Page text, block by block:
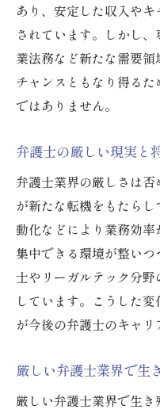
あり、安定した収入や
されています。しかし
業法務など新たな需要
チャンスともなり得る
ではありません。
弁護士の厳しい現実と
弁護士業界の厳しさは
が新たな転機をもたら
動化などにより業務効
集中できる環境が整い
士やリーガルテック分
しています。こうした
が今後の弁護士のキャリ
厳しい弁護士業界で生
厳しい弁護士業界で生